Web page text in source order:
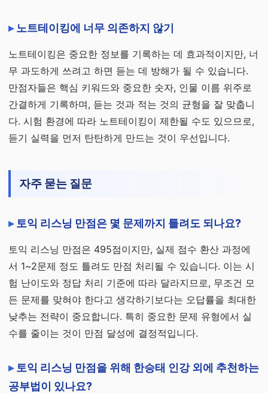
노트테이킹에 너무 의존하지 않기
노트테이킹은 중요한 정보를 기록하는 데 효과적이지만, 너
무 과도하게 쓰려고 하면 듣는 데 방해가 될 수 있습니다.
만점자들은 핵심 키워드와 중요한 숫자, 인물 이름 위주로
간결하게 기록하며, 듣는 것과 적는 것의 균형을 잘 맞춥니
다. 시험 환경에 따라 노트테이킹이 제한될 수도 있으므로,
듣기 실력을 먼저 탄탄하게 만드는 것이 우선입니다.
자주 묻는 질문
토익 리스닝 만점은 몇 문제까지 틀려도 되나요?
토익 리스닝 만점은 495점이지만, 실제 점수 환산 과정에
서 1~2문제 정도 틀려도 만점 처리될 수 있습니다. 이는 시
험 난이도와 정답 처리 기준에 따라 달라지므로, 무조건 모
든 문제를 맞혀야 한다고 생각하기보다는 오답률을 최대한
낮추는 전략이 중요합니다. 특히 중요한 문제 유형에서 실
수를 줄이는 것이 만점 달성에 결정적입니다.
토익 리스닝 만점을 위해 한승태 인강 외에 추천하는
공부법이 있나요?